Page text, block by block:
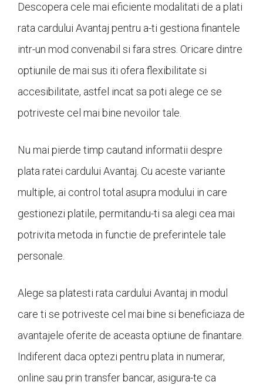
Descopera cele mai eficiente modalitati de a plati
rata cardului Avantaj pentru a-ti gestiona finantele
intr-un mod convenabil si fara stres. Oricare dintre
optiunile de mai sus iti ofera flexibilitate si
accesibilitate, astfel incat sa poti alege ce se
potriveste cel mai bine nevoilor tale.
Nu mai pierde timp cautand informatii despre
plata ratei cardului Avantaj. Cu aceste variante
multiple, ai control total asupra modului in care
gestionezi platile, permitandu-ti sa alegi cea mai
potrivita metoda in functie de preferintele tale
personale.
Alege sa platesti rata cardului Avantaj in modul
care ti se potriveste cel mai bine si beneficiaza de
avantajele oferite de aceasta optiune de finantare.
Indiferent daca optezi pentru plata in numerar,
online sau prin transfer bancar, asigura-te ca